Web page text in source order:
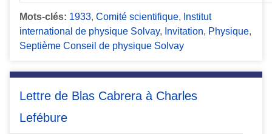
Mots-clés: 1933, Comité scientifique, Institut
international de physique Solvay, Invitation, Physique,
Septième Conseil de physique Solvay
Lettre de Blas Cabrera à Charles
Lefébure